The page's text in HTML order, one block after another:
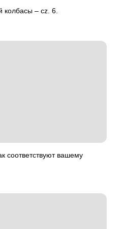
колбасы – cz. 6.
соответствуют вашему